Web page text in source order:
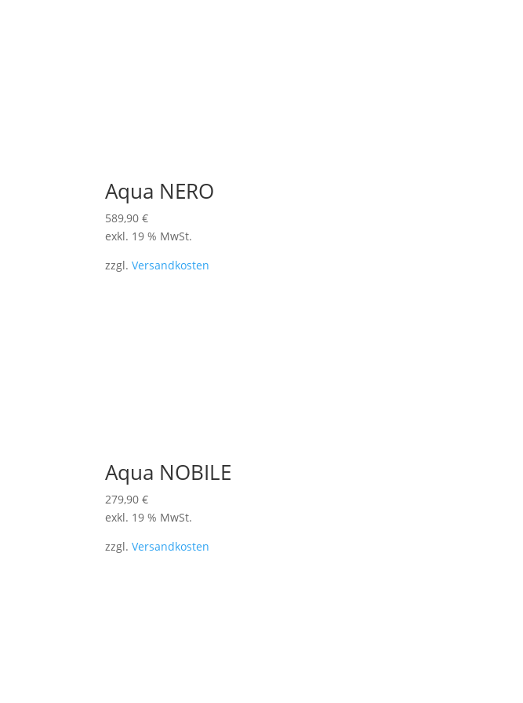
Aqua NERO
589,90€
exkl. 19 % MwSt.
zzgl.Versandkosten
Aqua NOBILE
279,90€
exkl. 19 % MwSt.
zzgl.Versandkosten